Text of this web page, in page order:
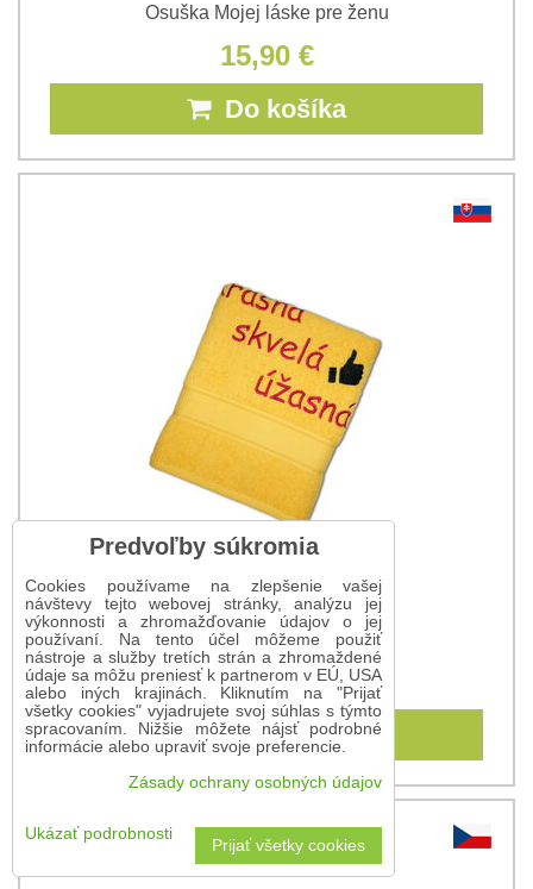
Osuška Mojej láske pre ženu
15,90 €
Do košíka
Osuška pre krásnu ženu
15,90 €
Do košíka
Predvoľby súkromia
Cookies používame na zlepšenie vašej
návštevy tejto webovej stránky, analýzu jej
výkonnosti a zhromažďovanie údajov o jej
používaní. Na tento účel môžeme použiť
nástroje a služby tretích strán a zhromaždené
údaje sa môžu preniesť k partnerom v EÚ, USA
alebo iných krajinách. Kliknutím na "Prijať
všetky cookies" vyjadrujete svoj súhlas s týmto
spracovaním. Nižšie môžete nájsť podrobné
informácie alebo upraviť svoje preferencie.
Zásady ochrany osobných údajov
Ukázať podrobnosti
Prijať všetky cookies